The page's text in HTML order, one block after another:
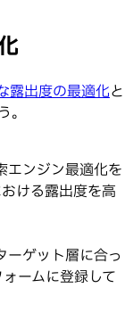
露出度の最適化と
エンジン最適化を
ける露出度を高
ーゲット層に合っ
ームに登録して